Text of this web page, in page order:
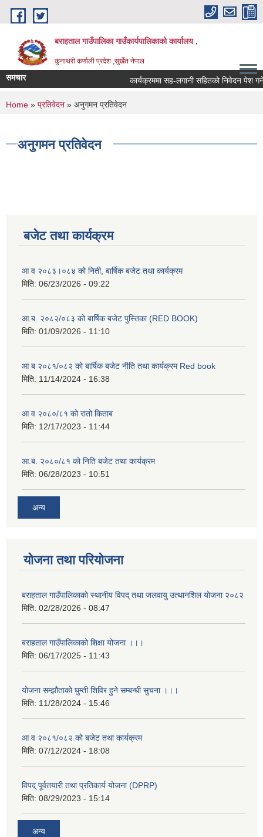
Skip to main content
बराहताल गाउँपालिका गाउँकार्यपालिकाको कार्यालय ,
कुनाथरी कर्णाली प्रदेश ,सुर्खेत नेपाल
समचार कार्यक्रममा सह-लगानी सहितको निवेदन पेश गर्ने
You are here
Home » प्रतिवेदन » अनुगमन प्रतिवेदन
अनुगमन प्रतिवेदन
बजेट तथा कार्यक्रम
आ व २०८३।०८४ को निती, बार्षिक बजेट तथा कार्यक्रम
मिति: 06/23/2026 - 09:22
आ.ब. २०८२/०८३ को बार्षिक बजेट पुस्तिका (RED BOOK)
मिति: 01/09/2026 - 11:10
आ ब २०८१/०८२ को बार्षिक बजेट नीति तथा कार्यक्रम Red book
मिति: 11/14/2024 - 16:38
आ व २०८०/८१ को रातो किताब
मिति: 12/17/2023 - 11:44
आ.ब. २०८०/८१ को निति बजेट तथा कार्यक्रम
मिति: 06/28/2023 - 10:51
अन्य
योजना तथा परियोजना
बराहताल गाउँपालिकाकाे स्थानीय विपद् तथा जलवायु उत्थानशिल याेजना २०८२
मिति: 02/28/2026 - 08:47
बराहताल गाउँपालिकाको शिक्षा योजना ।।।
मिति: 06/17/2025 - 11:43
योजना सम्झौताको घुम्ती शिविर हुने सम्बन्धी सुचना ।।।
मिति: 11/28/2024 - 15:46
आ व २०८१/०८२ को बजेट तथा कार्यक्रम
मिति: 07/12/2024 - 18:08
विपद् पूर्वतयारी तथा प्रतिकार्य योजना (DPRP)
मिति: 08/29/2023 - 15:14
अन्य